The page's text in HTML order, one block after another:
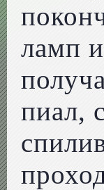
ламп
пиал,